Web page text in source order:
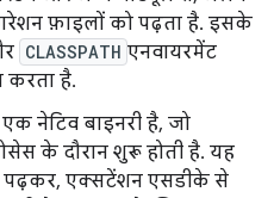
फ़ाइलों को पढ़ता है. इसके
CLASSPATH एनवायरमेंट
करता है.
नेटिव बाइनरी है, जो
के दौरान शुरू होती है. यह
पढ़कर, एक्सटेंशन एसडीके से